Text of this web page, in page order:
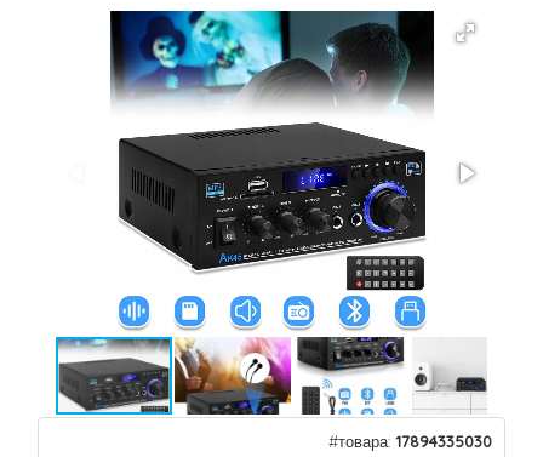
#товара: 17894335030